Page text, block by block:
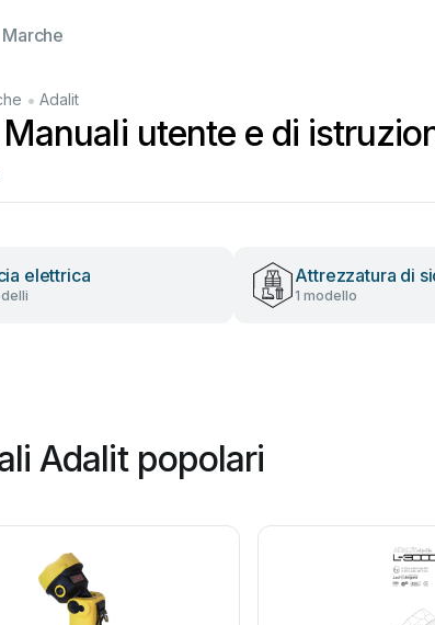
Marche
• Adalit
utente e di
elettrica Attrezzatura di
1 modello
Adalit popolari